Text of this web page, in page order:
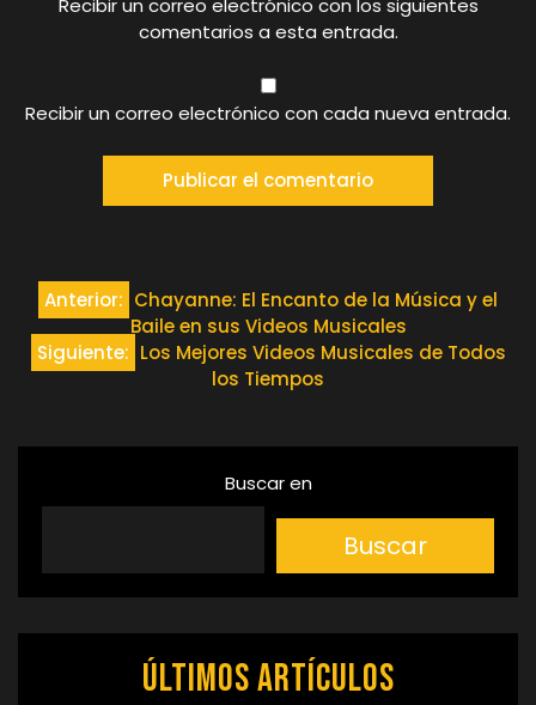
comentarios a esta entrada.
Recibir un correo electrónico con cada nueva entrada.
Navegación
de
Anterior: Chayanne: El Encanto de la Música y el
Baile en sus Videos Musicales
Siguiente: Los Mejores Videos Musicales de Todos
los Tiempos
Buscar en
Buscar
Últimos artículos